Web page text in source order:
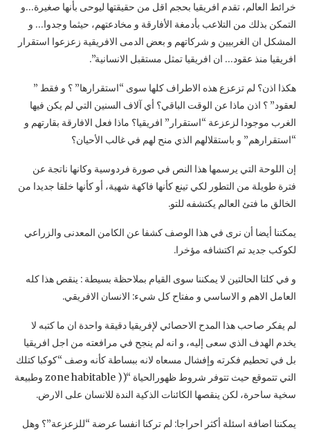
خرائط العالم، تقدم افريقيا بحجم اقل من حقيقتها ليوحى بأنها صغيرة…و
التمكن بذلك من التلاعب بأدمغة الأفارقة و مخادعتهم، حيثما وجدوا… و
المشكل ان الغربيين و شركاتهم و بعض الدمى الافريقية زعزعوا استقرار
افريقيا منذ عقود… ان افريقيا تمثل مستقبل الانسانية”.
هكذا اذن؟ لم تزعزع هذه الاطراف كلها سوى “استقرارها” ؟ و فقط ”
لعقود” ؟ اذن ماذا عن الوقت الباقي؟ أي آلاف السنين التي لم يكن فيها
الغرب موجودا لزعزعة “استقرار” افريقيا؟ ماذا فعل الافارقة بقارتهم و
“استقرارهم” و باستقلالهم الذي منح لهم في غالب الأحيان؟
إن اللوحة التي يرسمها هذا النص في صورة فردوسية وكانها ناتجة عن
فترة طويلة من التطور لكي تينع كأنها فاكهة شهية، أو كأنها خلقا جديدا من
الخالق ما فتئ العالم يكتشفه للتو.
يمكننا أيضا أن نرى في هذا الوصف كشفا عن الكامن المعدنى والزراعي
لكوكب جديد تم اكتشافه مؤخرا.
و في كلتا الحالتين لا يمكننا سوى القيام بملاحظة بسيطة : ينقص هذا كله
العامل الاهم و الاساسي و مفتاح كل شيء: الانسان الافريقي.
لم يفكر صاحب هذا المدح الاحصائي لإفريقيا دقيقة واحدة ان ما كتبه لا
يخدم الهدف الذي سعى إليه، و انه لم ينجح في مرافعته من اجل افريقيا
بل في تحطيم فكرته وإفشال مسعاه لانه ببساطة كأنه وصف “كوكبا كتلك
التي تتموقع حيث تتوفر شروط ظهورالحياة “(( zone habitable وطبيعة
سخية ساحرة، لكن ينقصها الكائنات الذكية الندة للانسان على الارض.
يمكننا اضافة اسئلة أكثر احراجا: لم تركنا انفسا عرضة “للزعزعة”؟ وهل